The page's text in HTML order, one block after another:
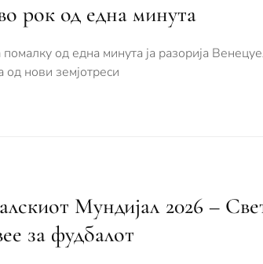
рок од една минута
од една минута ја разорија
од нови земјотреси
Мундијал 2026 –
за фудбалот